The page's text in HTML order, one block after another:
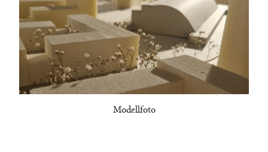
Modellfoto